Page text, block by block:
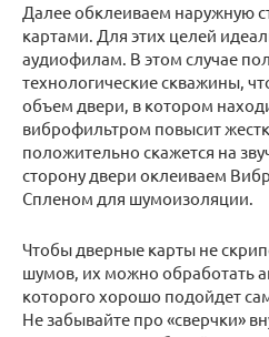
Далее обклеиваем наружную
картами. Для этих целей
аудиофилам. В этом случае
технологические скважины,
объем двери, в котором
виброфильтром повысит
положительно скажется на
сторону двери оклеиваем
Спленом для шумоизоляции.
Чтобы дверные карты не
шумов, их можно обработать
которого хорошо подойдет
Не забывайте про «сверчки»